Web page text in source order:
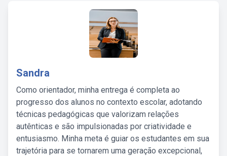
Sandra
Como orientador, minha entrega é completa ao
progresso dos alunos no contexto escolar, adotando
técnicas pedagógicas que valorizam relações
autênticas e são impulsionadas por criatividade e
entusiasmo. Minha meta é guiar os estudantes em sua
trajetória para se tornarem uma geração excepcional,